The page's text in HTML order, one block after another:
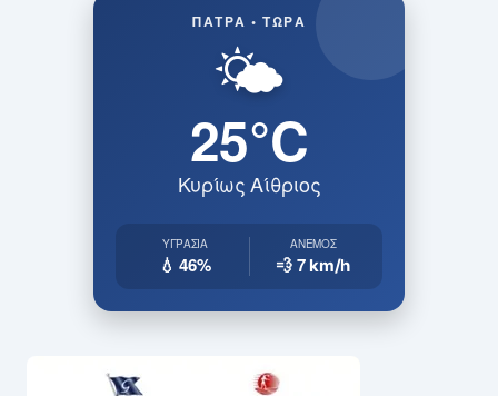
ΠΆΤΡΑ • ΤΏΡΑ
🌤️
25°C
Κυρίως Αίθριος
ΥΓΡΑΣΊΑ
💧 46%
ΆΝΕΜΟΣ
💨 7km/h